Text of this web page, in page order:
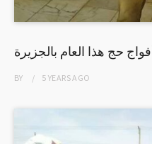
حج هذا العام بالجزيرة
BY 5 YEARSAGO